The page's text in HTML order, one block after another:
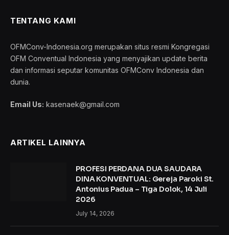
TENTANG KAMI
OFMConv-Indonesia.org merupakan situs resmi Kongregasi
OFM Conventual Indonesia yang menyajikan update berita
dan informasi seputar komunitas OFMConv Indonesia dan
dunia.
Email Us: kasenaek@gmail.com
ARTIKEL LAINNYA
PROFESI PERDANA DUA SAUDARA
DINA KONVENTUAL: Gereja Paroki St.
Antonius Padua – Tiga Dolok, 14 Juli
2026
July 14, 2026